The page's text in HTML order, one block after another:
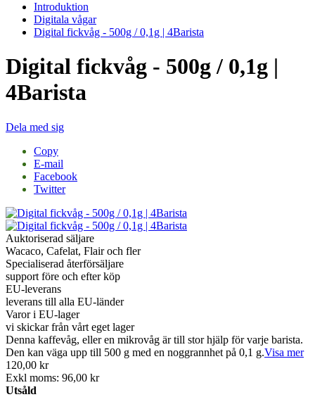
Introduktion
Digitala vågar
Digital fickvåg - 500g / 0,1g | 4Barista
Digital fickvåg - 500g / 0,1g |
4Barista
Dela med sig
Copy
E-mail
Facebook
Twitter
Auktoriserad säljare
Wacaco, Cafelat, Flair och fler
Specialiserad återförsäljare
support före och efter köp
EU-leverans
leverans till alla EU-länder
Varor i EU-lager
vi skickar från vårt eget lager
Denna kaffevåg, eller en mikrovåg är till stor hjälp för varje barista.
Den kan väga upp till 500 g med en noggrannhet på 0,1 g.Visa mer
120,00 kr
Exkl moms: 96,00 kr
Utsåld